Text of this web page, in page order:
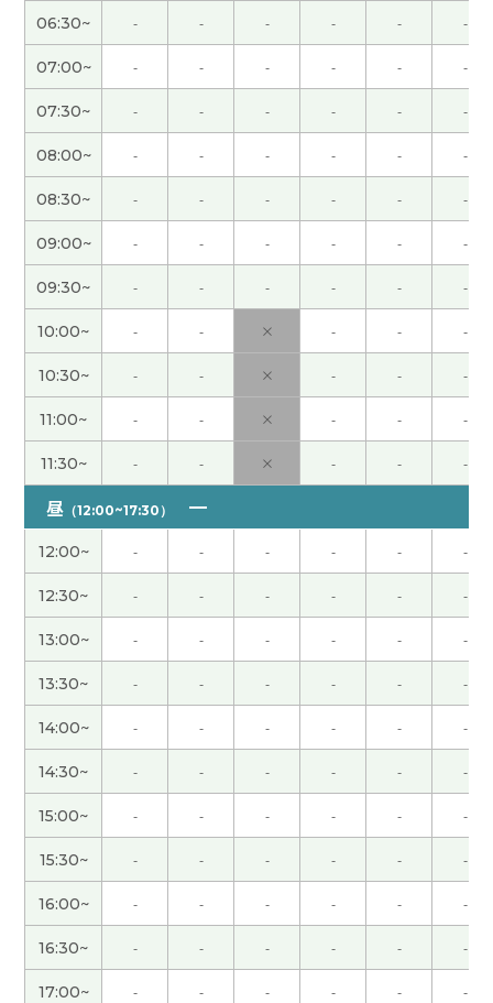
学到了很多^^( 60代 女性 )
谢谢老师。我每天听中文、说中文。我要记很多
词。我要快会说中文。下次见！( 女性 )
谢谢老师！チャットで分からない単語を打ってくれ
るので、とても分かりやすかったです！下次见！(
女性 )
今天谢谢！我每次都很享受你的课：）( 40代 女性 )
谢谢！ ( 40代 女性 )
lili老师，今天也学到很多，太谢谢了！下次我会努
力把内容总结出来^o^
( 60代 女性 )
lili_zhang老师，谢谢您的详细课程和总结！我学到
了很多，也能和您聊天很开心。我会努力学习^^
60代 女性 )
今天谢谢！
谢谢老师！很开心的时间！我学到很多了。
( 30代
女性 )
今天谢谢！( 40代 女性 )
谢谢老师，我也很高兴认识你！ 这次我学很多，到
下次之前要更多地练习不太好的发音。
( 30代 女性 )
毎回質の高い授業を受けることができます。先生の
おかげで今でも中国語の勉強を頑張れてます💪🏻た
くさん学べて、毎回モチベが上がります！すごく良
い先生です✨いつもありがとうございます🙂‍↕️
)
06:30~ - - - - - -
07:00~ - - - - - -
07:30~ - - - - - -
08:00~ - - - - - -
08:30~ - - - - - -
09:00~ - - - - - -
09:30~ - - - - - -
10:00~ - - × - - -
10:30~ - - × - - -
11:00~ - - × - - -
11:30~ - - × - - -
昼 （12:00~17:30）
12:00~ - - - - - -
12:30~ - - - - - -
13:00~ - - - - - -
13:30~ - - - - - -
14:00~ - - - - - -
14:30~ - - - - - -
15:00~ - - - - - -
15:30~ - - - - - -
16:00~ - - - - - -
16:30~ - - - - - -
17:00~ - - - - - -